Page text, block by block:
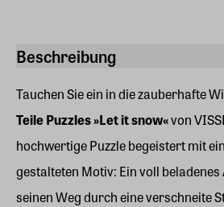
Beschreibung
Tauchen Sie ein in die zauberhafte
Teile Puzzles »Let it snow«von
hochwertige Puzzle begeistert mit
gestalteten Motiv: Ein voll
seinen Weg durch eine verschneite